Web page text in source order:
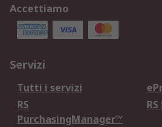
Accettiamo
Servizi
Tutti i servizi
RS
PurchasingManager™